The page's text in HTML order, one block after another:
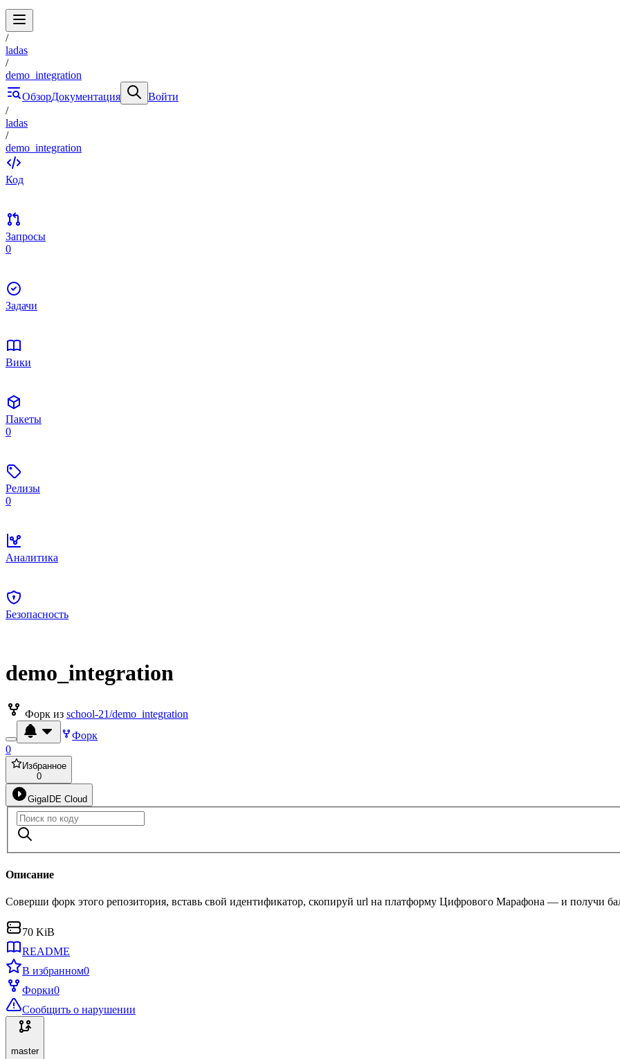
/
ladas
/
demo_integration
ОбзорДокументация
Войти
/
ladas
/
demo_integration
Код
Запросы
0
Задачи
Вики
Пакеты
0
Релизы
0
Аналитика
Безопасность
demo_integration
Форк из school-21/demo_integration
Форк
0
Избранное
0
GigaIDE Cloud
Описание
Соверши форк этого репозитория, вставь свой идентификатор, скопируй url на платформу Цифрового Марафона — и получи
70 KiB
README
В избранном0
Форки0
Сообщить о нарушении
master